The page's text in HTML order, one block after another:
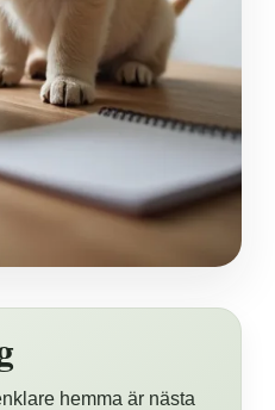
hemma är nästa